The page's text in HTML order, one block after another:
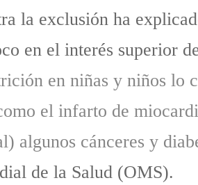
la exclusión ha
en el interés superior
en niñas y niños lo
el infarto de
algunos cánceres y
de la Salud (OMS).